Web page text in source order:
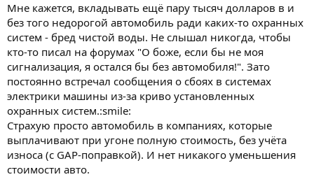
Мне кажется, вкладывать ещё пару тысяч долларов в и
без того недорогой автомобиль ради каких-то охранных
систем - бред чистой воды. Не слышал никогда, чтобы
кто-то писал на форумах "О боже, если бы не моя
сигнализация, я остался бы без автомобиля!". Зато
постоянно встречал сообщения о сбоях в системах
электрики машины из-за криво установленных
охранных систем.:smile:
Страхую просто автомобиль в компаниях, которые
выплачивают при угоне полную стоимость, без учёта
износа (с GAP-поправкой). И нет никакого уменьшения
стоимости авто.